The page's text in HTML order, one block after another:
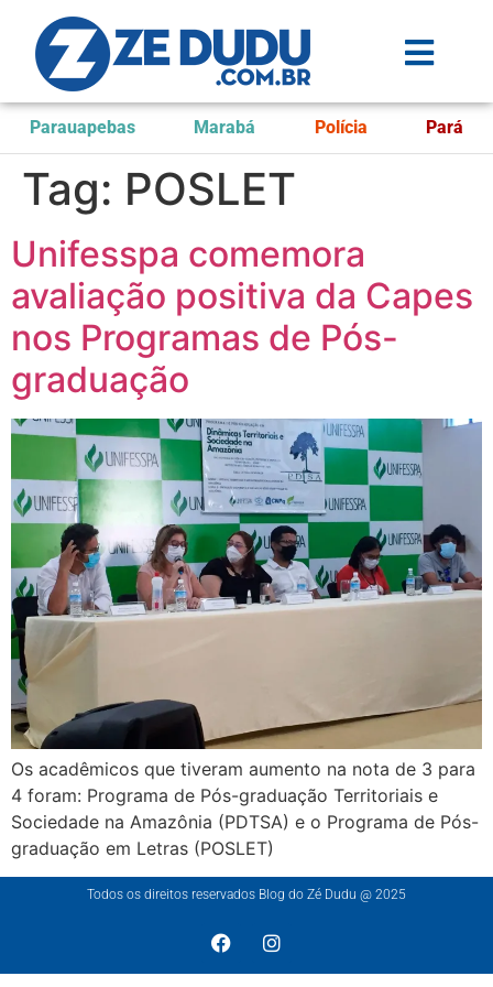
Parauapebas Marabá Polícia Pará
Tag: POSLET
Unifesspa comemora
avaliação positiva da Capes
nos Programas de Pós-
graduação
Os acadêmicos que tiveram aumento na nota de 3 para
4 foram: Programa de Pós-graduação Territoriais e
Sociedade na Amazônia (PDTSA) e o Programa de Pós-
graduação em Letras (POSLET)
Todos os direitos reservados Blog do Zé Dudu @ 2025